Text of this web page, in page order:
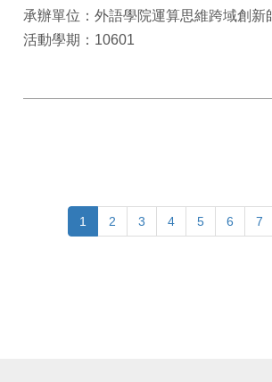
承辦單位：外語學院運算思維跨域創新
活動學期：10601
1 2 3 4 5 6 7